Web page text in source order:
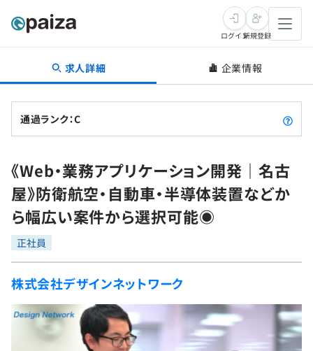
転職・キャリア
転職成功ガイド
転職エージェント
インタビュー
転職成功ガイド
新卒就活
求人検索
本選考
インターン
新卒エージェント
イベント・セミナー
学習
問題集
4択課題
ナレッジ
プログラミング言語
評価結果一覧
再チャレンジ結果一覧
ゲーム・マンガ
Tech Team Journal
paiza times
paizaとは？
ログイン新規登録
求人詳細 企業情報
通過ランク：C
《Web・業務アプリケーション開発｜名古
屋》防衛航空・自動車・半導体装置などか
ら幅広い案件から選択可能◉
正社員
株式会社デザインネットワーク